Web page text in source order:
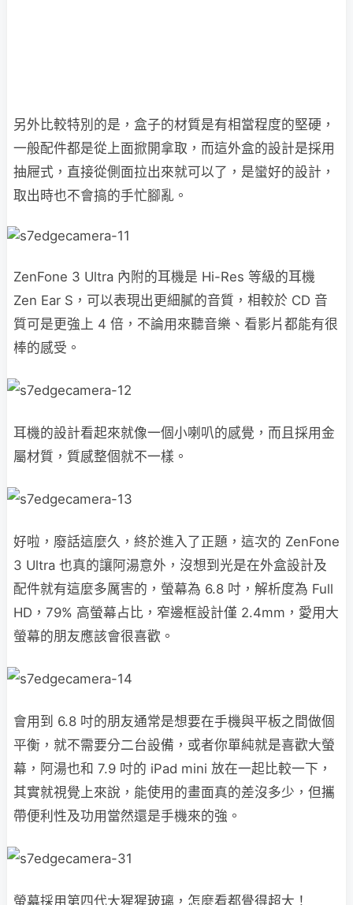
另外比較特別的是，盒子的材質是有相當程度的堅硬，
一般配件都是從上面掀開拿取，而這外盒的設計是採用
抽屜式，直接從側面拉出來就可以了，是蠻好的設計，
取出時也不會搞的手忙腳亂。
ZenFone 3 Ultra 內附的耳機是 Hi-Res 等級的耳機
Zen Ear S，可以表現出更細膩的音質，相較於 CD 音
質可是更強上 4 倍，不論用來聽音樂、看影片都能有很
棒的感受。
耳機的設計看起來就像一個小喇叭的感覺，而且採用金
屬材質，質感整個就不一樣。
好啦，廢話這麼久，終於進入了正題，這次的 ZenFone
3 Ultra 也真的讓阿湯意外，沒想到光是在外盒設計及
配件就有這麼多厲害的，螢幕為 6.8 吋，解析度為 Full
HD，79% 高螢幕占比，窄邊框設計僅 2.4mm，愛用大
螢幕的朋友應該會很喜歡。
會用到 6.8 吋的朋友通常是想要在手機與平板之間做個
平衡，就不需要分二台設備，或者你單純就是喜歡大螢
幕，阿湯也和 7.9 吋的 iPad mini 放在一起比較一下，
其實就視覺上來說，能使用的畫面真的差沒多少，但攜
帶便利性及功用當然還是手機來的強。
螢幕採用第四代大猩猩玻璃，怎麼看都覺得超大！